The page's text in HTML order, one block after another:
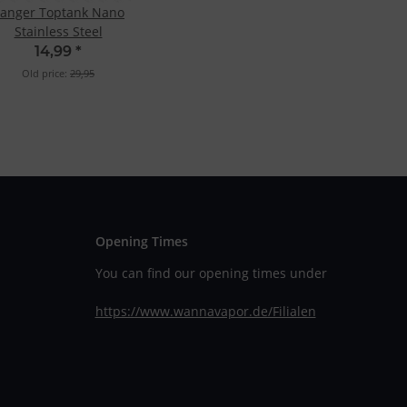
Toptank Nano
Stainless Steel
14,99 *
Old price: 29,95
Opening Times
You can find our opening times under
https://www.wannavapor.de/Filialen